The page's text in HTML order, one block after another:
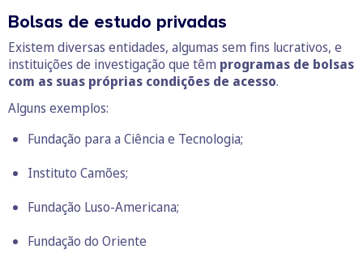
Bolsas de estudo privadas
Existem diversas entidades, algumas sem fins lucrativos, e
instituições de investigação que têm programas de bolsas
com as suas próprias condições de acesso.
Alguns exemplos:
Fundação para a Ciência e Tecnologia;
Instituto Camões;
Fundação Luso-Americana;
Fundação do Oriente